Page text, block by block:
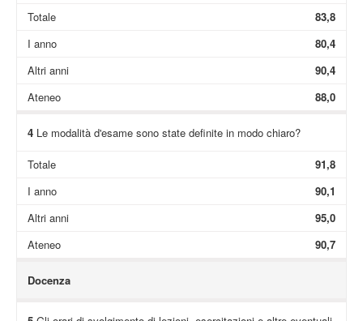
Totale
83,8
I anno
80,4
Altri anni
90,4
Ateneo
88,0
4Le modalità d'esame sono state definite in modo chiaro?
Totale
91,8
I anno
90,1
Altri anni
95,0
Ateneo
90,7
Docenza